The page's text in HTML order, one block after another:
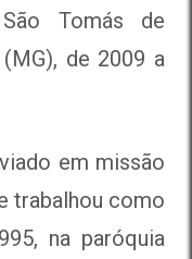
Tomás de
de 2009 a
em missão
trabalhou como
na paróquia